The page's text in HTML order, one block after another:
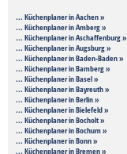
... Küchenplaner in Aachen »
... Küchenplaner in Amberg »
... Küchenplaner in Aschaffenburg »
... Küchenplaner in Augsburg »
... Küchenplaner in Baden-Baden »
... Küchenplaner in Bamberg »
... Küchenplaner in Basel »
... Küchenplaner in Bayreuth »
... Küchenplaner in Berlin »
... Küchenplaner in Bielefeld »
... Küchenplaner in Bocholt »
... Küchenplaner in Bochum »
... Küchenplaner in Bonn »
... Küchenplaner in Bremen »